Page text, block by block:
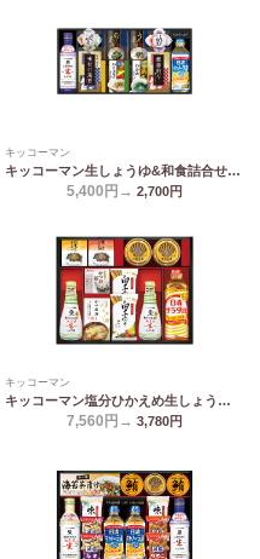
キッコーマン
キッコーマン生しょうゆ&和食詰合せ NBL-50K
5,400円→ 2,700円
キッコーマン
キッコーマン塩分ひかえめ生しょうゆ詰合せギフト OR-702
7,560円→ 3,780円